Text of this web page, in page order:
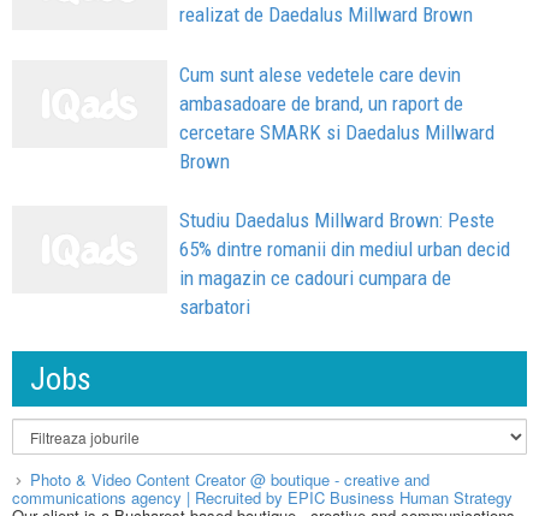
realizat de Daedalus Millward Brown
Cum sunt alese vedetele care devin
ambasadoare de brand, un raport de
cercetare SMARK si Daedalus Millward
Brown
Studiu Daedalus Millward Brown: Peste
65% dintre romanii din mediul urban decid
in magazin ce cadouri cumpara de
sarbatori
Jobs
Photo & Video Content Creator @ boutique - creative and
communications agency | Recruited by EPIC Business Human Strategy